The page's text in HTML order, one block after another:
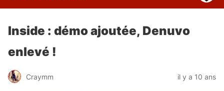
Inside : démo ajoutée, Denuvo
enlevé !
Craymm il y a 10 ans